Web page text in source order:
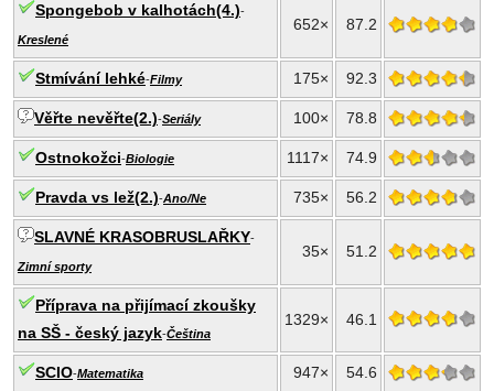
Spongebob v kalhotách(4.)-
Kreslené
652× 87.2
Stmívání lehké-Filmy 175× 92.3
Věřte nevěřte(2.)-Seriály 100× 78.8
Ostnokožci-Biologie 1117× 74.9
Pravda vs lež(2.)-Ano/Ne 735× 56.2
SLAVNÉ KRASOBRUSLAŘKY-
Zimní sporty
35× 51.2
Příprava na přijímací zkoušky
na SŠ - český jazyk-Čeština
1329× 46.1
SCIO-Matematika 947× 54.6